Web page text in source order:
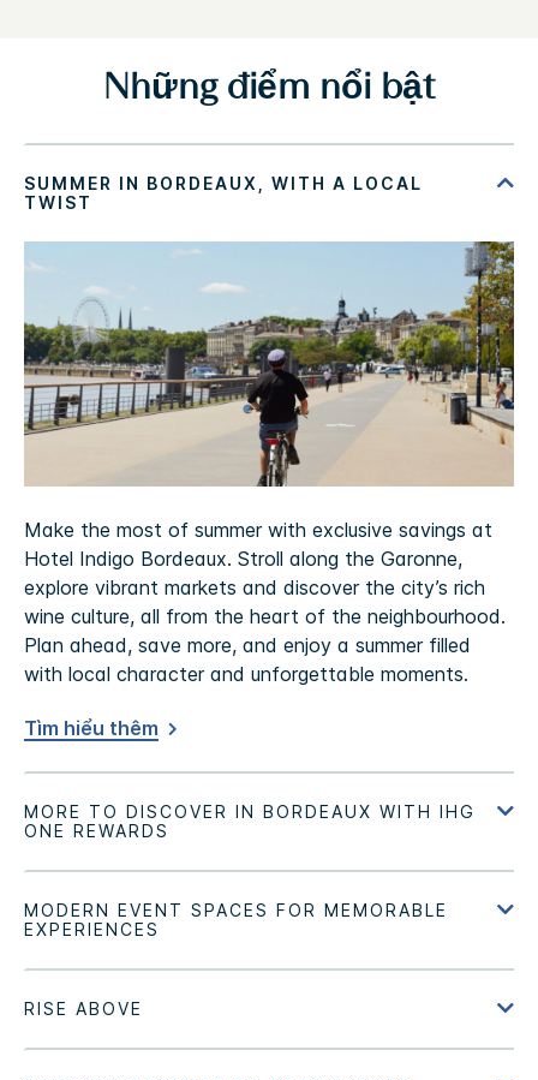
Những điểm nổi bật
Make the most of summer with exclusive savings at
Hotel Indigo Bordeaux. Stroll along the Garonne,
explore vibrant markets and discover the city’s rich
wine culture, all from the heart of the neighbourhood.
Plan ahead, save more, and enjoy a summer filled
with local character and unforgettable moments.
Tìm hiểu thêm